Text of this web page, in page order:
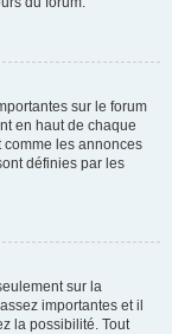
sur le forum
en haut de chaque
les annonces
définies par les
sur la
importantes et il
la possibilité. Tout